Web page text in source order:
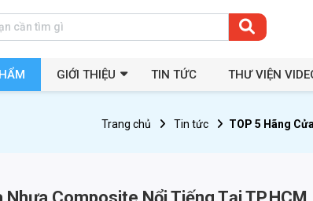
GIỚI THIỆU TIN TỨC THƯ VIỆN
Trang chủ Tin tức TOP 5 Hãng